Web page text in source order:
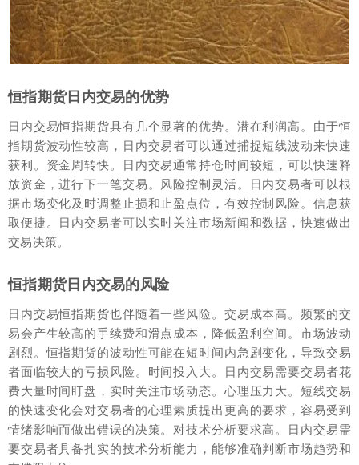
恒指期货日内交易的优势
日内交易恒指期货具有几个显著的优势。潜在利润高。由于恒
指期货波动性较高，日内交易者可以通过捕捉短线波动来快速
获利。资金周转快。日内交易通常持仓时间较短，可以快速释
放资金，进行下一笔交易。风险控制灵活。日内交易者可以根
据市场变化及时调整止损和止盈点位，有效控制风险。信息获
取便捷。日内交易者可以实时关注市场新闻和数据，快速做出
交易决策。
恒指期货日内交易的风险
日内交易恒指期货也伴随着一些风险。交易成本高。频繁的交
易会产生较高的手续费和滑点成本，降低盈利空间。市场波动
剧烈。恒指期货的波动性可能在短时间内急剧变化，导致交易
者面临较大的亏损风险。时间投入大。日内交易需要交易者花
费大量时间盯盘，实时关注市场动态。心理压力大。短线交易
的快速变化会对交易者的心理素质提出更高的要求，容易受到
情绪影响而做出错误的决策。对技术分析要求高。日内交易需
要交易者具备扎实的技术分析能力，能够准确判断市场趋势和